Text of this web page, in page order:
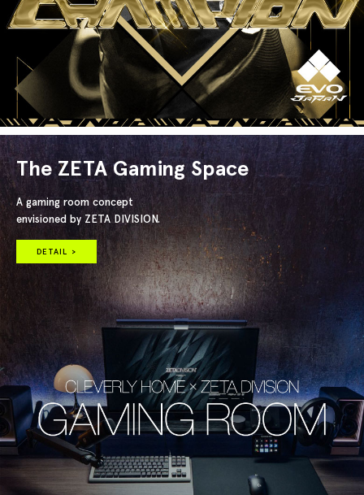
The ZETA Gaming Space
A gaming room concept
envisioned by ZETA DIVISION.
DETAIL >